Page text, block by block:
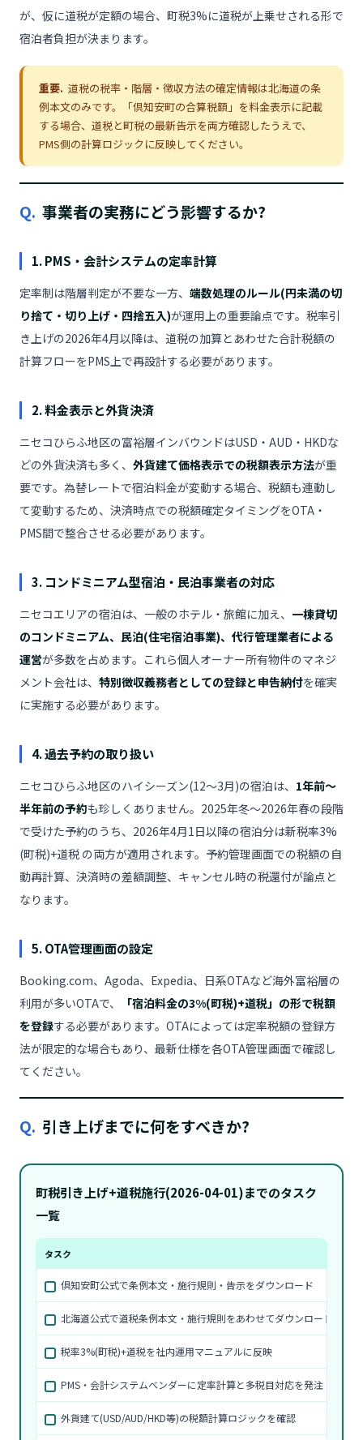
が、仮に道税が定額の場合、町税3%に道税が上乗せされる形で
宿泊者負担が決まります。
重要. 道税の税率・階層・徴収方法の確定情報は北海道の条
例本文のみです。「倶知安町の合算税額」を料金表示に記載
する場合、道税と町税の最新告示を両方確認したうえで、
PMS側の計算ロジックに反映してください。
Q. 事業者の実務にどう影響するか?
1. PMS・会計システムの定率計算
定率制は階層判定が不要な一方、 端数処理のルール(円未満の切
り捨て・切り上げ・四捨五入)が運用上の重要論点です。税率引
き上げの2026年4月以降は、道税の加算とあわせた合計税額の
計算フローをPMS上で再設計する必要があります。
2. 料金表示と外貨決済
ニセコひらふ地区の富裕層インバウンドはUSD・AUD・HKDな
どの外貨決済も多く、 外貨建て価格表示での税額表示方法が重
要です。為替レートで宿泊料金が変動する場合、税額も連動し
て変動するため、決済時点での税額確定タイミングをOTA・
PMS間で整合させる必要があります。
3. コンドミニアム型宿泊・民泊事業者の対応
ニセコエリアの宿泊は、一般のホテル・旅館に加え、 一棟貸切
のコンドミニアム、民泊(住宅宿泊事業)、代行管理業者による
運営が多数を占めます。これら個人オーナー所有物件のマネジ
メント会社は、 特別徴収義務者としての登録と申告納付を確実
に実施する必要があります。
4. 過去予約の取り扱い
ニセコひらふ地区のハイシーズン(12〜3月)の宿泊は、 1年前〜
半年前の予約も珍しくありません。2025年冬〜2026年春の段階
で受けた予約のうち、2026年4月1日以降の宿泊分は新税率3%
(町税)+道税 の両方が適用されます。予約管理画面での税額の自
動再計算、決済時の差額調整、キャンセル時の税還付が論点と
なります。
5. OTA管理画面の設定
Booking.com、Agoda、Expedia、日系OTAなど海外富裕層の
利用が多いOTAで、
「宿泊料金の3%(町税)+道税」の形で税額
を登録する必要があります。OTAによっては定率税額の登録方
法が限定的な場合もあり、最新仕様を各OTA管理画面で確認し
てください。
Q. 引き上げまでに何をすべきか?
町税引き上げ+道税施行(2026-04-01)までのタスク
一覧
タスク
倶知安町公式で条例本文・施行規則・告示をダウンロード
北海道公式で道税条例本文・施行規則をあわせてダウンロード
税率3%(町税)+道税を社内運用マニュアルに反映
PMS・会計システムベンダーに定率計算と多税目対応を発注
外貨建て(USD/AUD/HKD等)の税額計算ロジックを確認